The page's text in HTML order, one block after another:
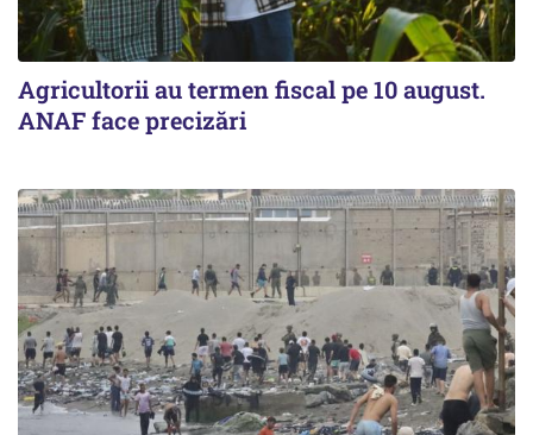
Agricultorii au termen fiscal pe 10 august.
ANAF face precizări